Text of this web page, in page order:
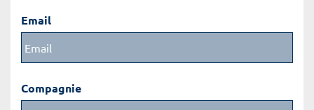
Email
Compagnie